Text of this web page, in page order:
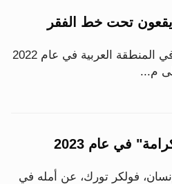
تحت خط الفقر
أفادت منظمة الإسكوا بارتفاع مستويات الفقر في المنطقة العربية في عام 2022
م...
في عام 2023
فولكر تورك، عن أمله في